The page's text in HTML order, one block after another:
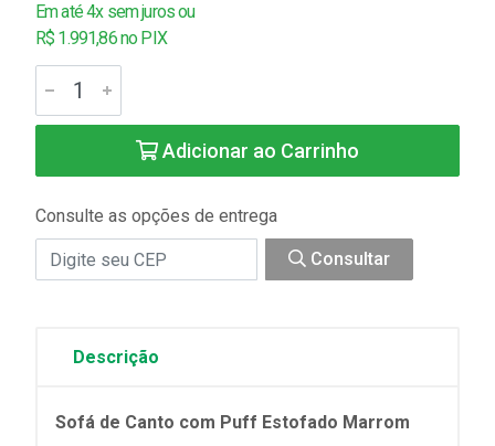
Em até 4x sem juros ou
R$ 1.991,86 no PIX
Adicionar ao Carrinho
Consulte as opções de entrega
Consultar
Descrição
Sofá de Canto com Puff Estofado Marrom